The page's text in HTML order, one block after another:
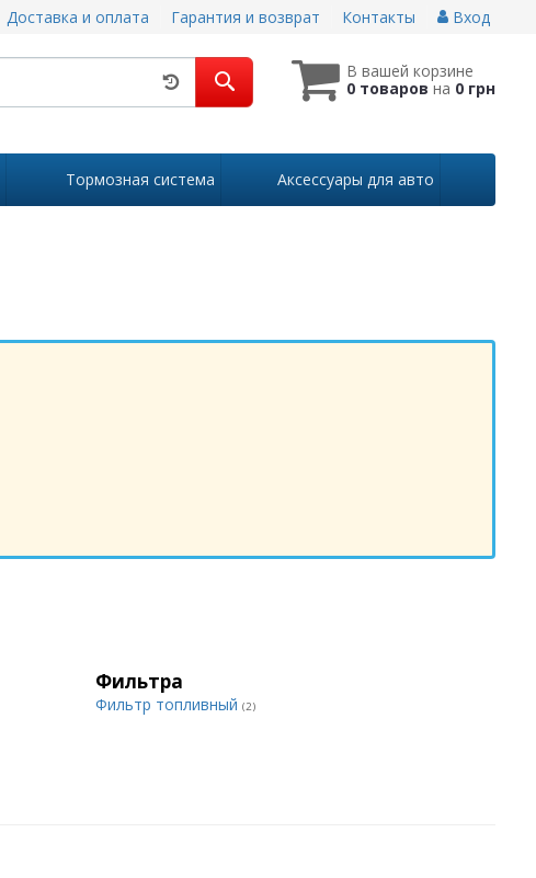
Доставка и оплата Гарантия и возврат Контакты Вход
В вашей корзине
0 товаровна 0 грн
Тормозная система Аксессуары для авто
Фильтра
Фильтр топливный (2)